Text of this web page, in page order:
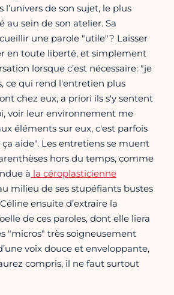
l’univers de son sujet, le plus
au sein de son atelier. Sa
une parole "utile"? Laisser
en toute liberté, et simplement
lorsque c’est nécessaire: "je
ce qui rend l'entretien plus
chez eux, a priori ils s'y sentent
voir leur environnement me
éléments sur eux, c'est parfois
aide". Les entretiens se muent
hors du temps, comme
à la céroplasticienne
milieu de ses stupéfiants bustes
ensuite d’extraire la
de ces paroles, dont elle liera
"micros" très soigneusement
voix douce et enveloppante,
compris, il ne faut surtout